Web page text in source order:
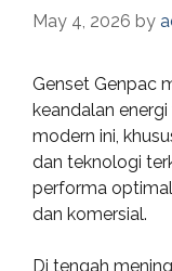
May 4, 2026 by
Genset Genpac
keandalan
modern ini,
dan teknologi
performa
dan komersial.
Di tengah